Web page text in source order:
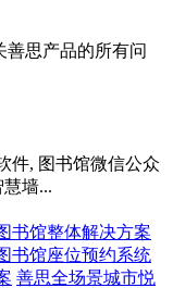
善思产品的所有问
件, 图书馆微信公众
墙...
书馆整体解决方案
书馆座位预约系统
善思全场景城市悦